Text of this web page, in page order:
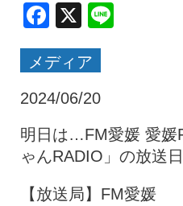
スクール
Facebook
X
メディア
2024/06/20
明日は…FM愛媛 愛媛
ゃんRADIO」の放送
【放送局】FM愛媛